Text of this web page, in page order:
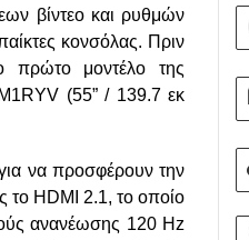
βίντεο και ρυθμών
κονσόλας. Πριν
πρώτο μοντέλο της
(55” / 139.7 εκ
να προσφέρουν την
το HDMI 2.1, το οποίο
ανανέωσης 120 Hz